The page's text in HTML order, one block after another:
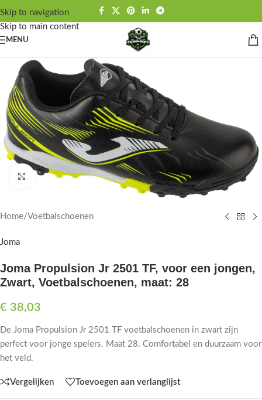
Skip to navigation
Skip to main content
MENU
Click to enlarge
Home/Voetbalschoenen
Joma
Joma Propulsion Jr 2501 TF, voor een jongen,
Zwart, Voetbalschoenen, maat: 28
€ 38,03
De Joma Propulsion Jr 2501 TF voetbalschoenen in zwart zijn
perfect voor jonge spelers. Maat 28. Comfortabel en duurzaam voor
het veld.
Vergelijken Toevoegen aan verlanglijst